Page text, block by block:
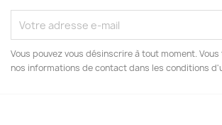
Vous pouvez vous désinscrire à tout moment.
nos informations de contact dans les conditions